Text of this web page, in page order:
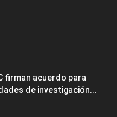
firman acuerdo para
de investigación...